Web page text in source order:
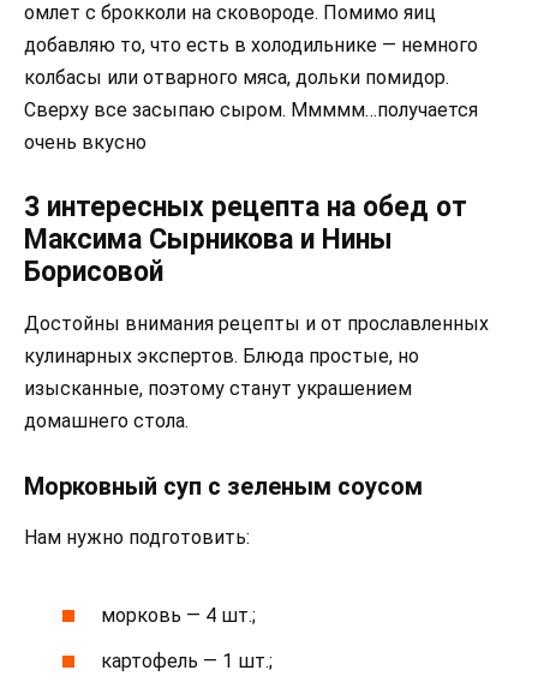
омлет с брокколи на сковороде. Помимо яиц
добавляю то, что есть в холодильнике — немного
колбасы или отварного мяса, дольки помидор.
Сверху все засыпаю сыром. Ммммм…получается
очень вкусно
3 интересных рецепта на обед от
Максима Сырникова и Нины
Борисовой
Достойны внимания рецепты и от прославленных
кулинарных экспертов. Блюда простые, но
изысканные, поэтому станут украшением
домашнего стола.
Морковный суп с зеленым соусом
Нам нужно подготовить:
морковь — 4 шт.;
картофель — 1 шт.;